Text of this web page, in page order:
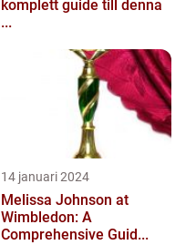
komplett guide till denna
...
14 januari 2024
Melissa Johnson at
Wimbledon: A
Comprehensive Guid...